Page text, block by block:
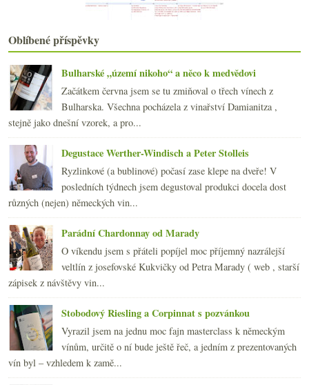
►2012(254)
►2010(249)
►2009(249)
►2008(270)
►2007(108)
Oblíbené příspěvky
Bulharské „území nikoho“ a něco k medvědovi
Začátkem června jsem se tu zmiňoval o třech vínech z
Bulharska. Všechna pocházela z vinařství Damianitza ,
stejně jako dnešní vzorek, a pro...
Degustace Werther-Windisch a Peter Stolleis
Ryzlinkové (a bublinové) počasí zase klepe na dveře! V
posledních týdnech jsem degustoval produkci docela dost
různých (nejen) německých vin...
Parádní Chardonnay od Marady
O víkendu jsem s přáteli popíjel moc příjemný nazrálejší
veltlín z josefovské Kukvičky od Petra Marady ( web , starší
zápisek z návštěvy vin...
Stobodový Riesling a Corpinnat s pozvánkou
Vyrazil jsem na jednu moc fajn masterclass k německým
vínům, určitě o ní bude ještě řeč, a jedním z prezentovaných
vín byl – vzhledem k zamě...